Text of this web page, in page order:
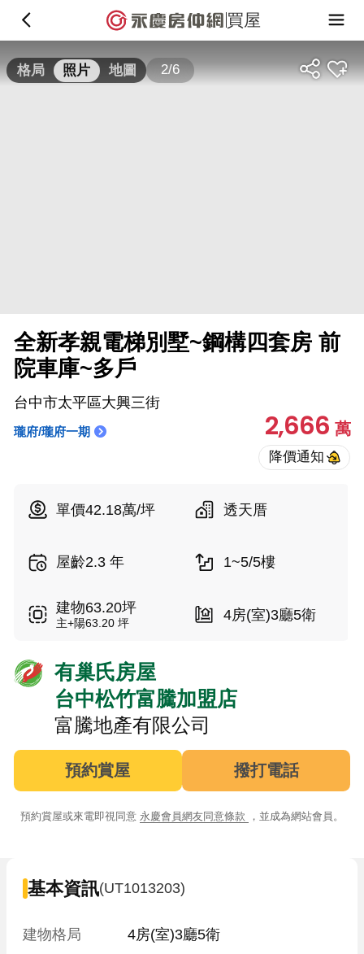
買屋
格局 照片 地圖 2/6
全新孝親電梯別墅~鋼構四套房 前
院車庫~多戶
台中市太平區大興三街
瓏府/瓏府一期 2,666萬
單價42.18萬/坪 透天厝
屋齡2.3 年 1~5/5樓
建物63.20坪
主+陽63.20 坪 4房(室)3廳5衛
有巢氏房屋
台中松竹富騰加盟店
富騰地產有限公司
預約賞屋 撥打電話
預約賞屋或來電即視同意 永慶會員網友同意條款 ，並成為網站會員。
基本資訊(UT1013203)
建物格局
4房(室)3廳5衛